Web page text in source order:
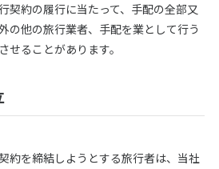
約の履行に当たって、手配の全部又
の他の旅行業者、手配を業として行う
せることがあります。
を締結しようとする旅行者は、当社